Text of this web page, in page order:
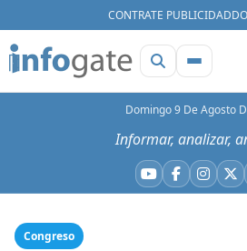
CONTRATE PUBLICIDAD
Domingo 9 De Agosto
Informar, analizar,
YouTube
Facebook
X
Congreso